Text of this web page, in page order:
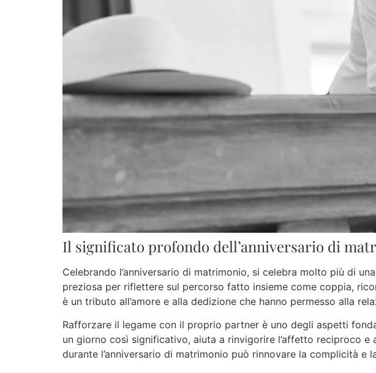
Il significato profondo dell’anniversario di
Celebrando l’anniversario di matrimonio, si celebra molto più di
preziosa per riflettere sul percorso fatto insieme come coppia,
è un tributo all’amore e alla dedizione che hanno permesso alla
Rafforzare il legame con il proprio partner è uno degli aspetti
un giorno così significativo, aiuta a rinvigorire l’affetto reciproco
durante l’anniversario di matrimonio può rinnovare la complicità e